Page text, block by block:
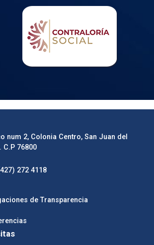
num 2, Colonia Centro, San Juan del
C.P 76800
272 4118
de Transparencia